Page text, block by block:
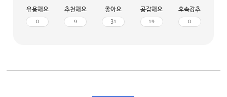
유용해요
0
추천해요
9
좋아요
31
공감해요
19
후속강추
0